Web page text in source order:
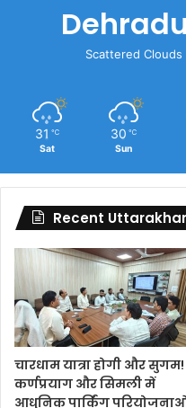
Scattered Clouds
31 ℃
Sat
30 ℃
Sun
Recent
चारधाम यात्रा होगी और सुगम!
कर्णप्रयाग और सिमली में
आधुनिक पार्किंग